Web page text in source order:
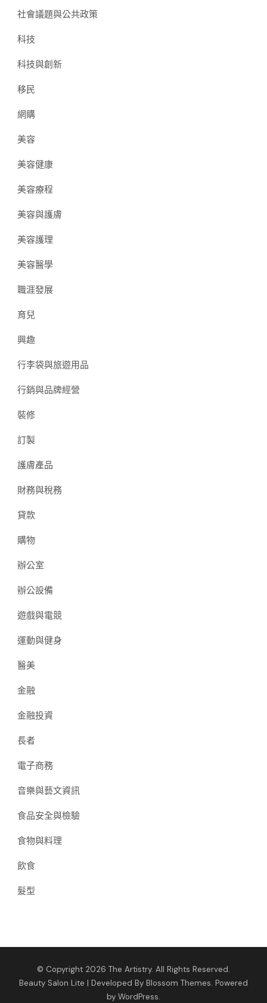
社會議題與公共政策
科技
科技與創新
移民
網購
美容
美容健康
美容療程
美容與護膚
美容護理
美容醫學
職涯發展
育兒
興趣
行李袋與旅遊用品
行銷與品牌經營
裝修
訂製
護膚產品
財務與稅務
貸款
購物
辦公室
辦公設備
遊戲與電競
運動與健身
醫美
金融
金融投資
長者
電子商務
音樂與藝文資訊
食品安全與檢驗
食物與料理
飲食
髮型
© Copyright 2026 The Artistry. All Rights Reserved.
Beauty Salon Lite | Developed By Blossom Themes. Powered
by WordPress.